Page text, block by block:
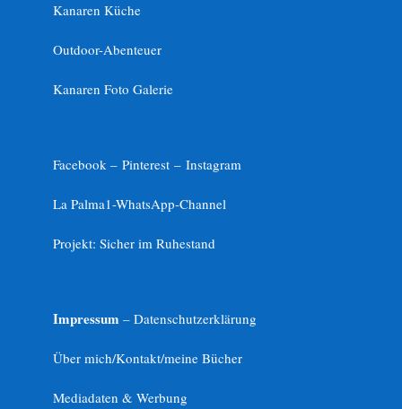
Kanaren Küche
Outdoor-Abenteuer
Kanaren Foto Galerie
Facebook – Pinterest – Instagram
La Palma1-WhatsApp-Channel
Projekt: Sicher im Ruhestand
Impressum – Datenschutzerklärung
Über mich/Kontakt/meine Bücher
Mediadaten & Werbung